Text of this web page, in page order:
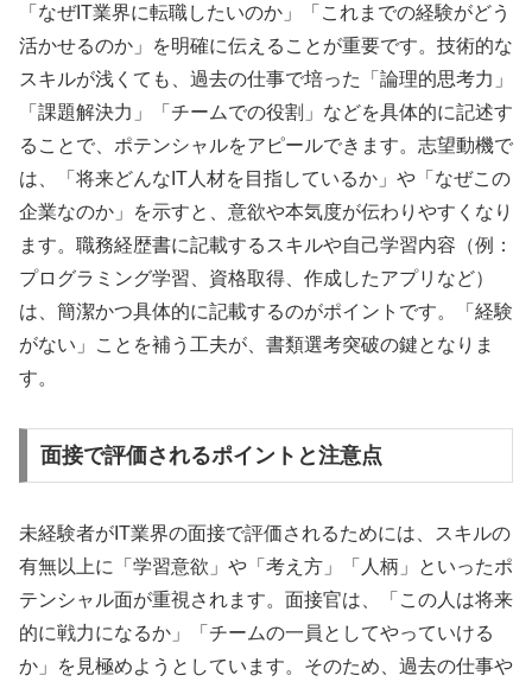
「なぜIT業界に転職したいのか」「これまでの経験がどう
活かせるのか」を明確に伝えることが重要です。技術的な
スキルが浅くても、過去の仕事で培った「論理的思考力」
「課題解決力」「チームでの役割」などを具体的に記述す
ることで、ポテンシャルをアピールできます。志望動機で
は、「将来どんなIT人材を目指しているか」や「なぜこの
企業なのか」を示すと、意欲や本気度が伝わりやすくなり
ます。職務経歴書に記載するスキルや自己学習内容（例：
プログラミング学習、資格取得、作成したアプリなど）
は、簡潔かつ具体的に記載するのがポイントです。「経験
がない」ことを補う工夫が、書類選考突破の鍵となりま
す。
面接で評価されるポイントと注意点
未経験者がIT業界の面接で評価されるためには、スキルの
有無以上に「学習意欲」や「考え方」「人柄」といったポ
テンシャル面が重視されます。面接官は、「この人は将来
的に戦力になるか」「チームの一員としてやっていける
か」を見極めようとしています。そのため、過去の仕事や